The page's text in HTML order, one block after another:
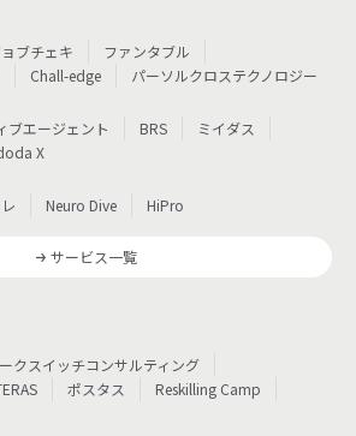
ブチェキ
ファンタブル
Chall-edge
パーソルクロステクノロジー
ブエージェント BRS
ミイダス
X
Neuro Dive HiPro
サービス一覧
クスイッチコンサルティング
ポスタス
Reskilling Camp